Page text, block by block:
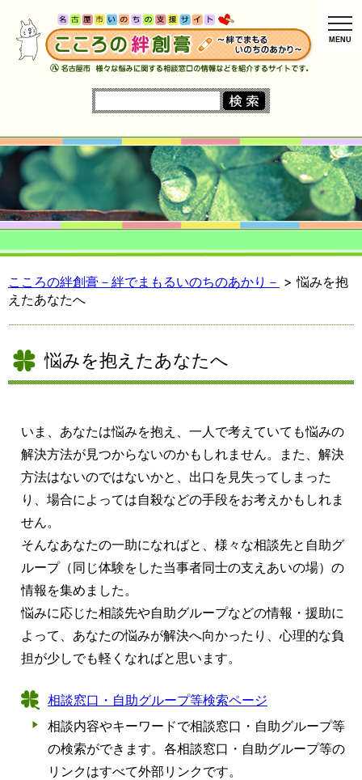
MENU
こころの絆創膏－絆でまもるいのちのあかり－ >悩みを抱
えたあなたへ
悩みを抱えたあなたへ
いま、あなたは悩みを抱え、一人で考えていても悩みの
解決方法が見つからないのかもしれません。また、解決
方法はないのではないかと、出口を見失ってしまった
り、場合によっては自殺などの手段をお考えかもしれま
せん。
そんなあなたの一助になればと、様々な相談先と自助グ
ループ（同じ体験をした当事者同士の支えあいの場）の
情報を集めました。
悩みに応じた相談先や自助グループなどの情報・援助に
よって、あなたの悩みが解決へ向かったり、心理的な負
担が少しでも軽くなればと思います。
相談窓口・自助グループ等検索ページ
相談内容やキーワードで相談窓口・自助グループ等
の検索ができます。各相談窓口・自助グループ等の
リンクはすべて外部リンクです。